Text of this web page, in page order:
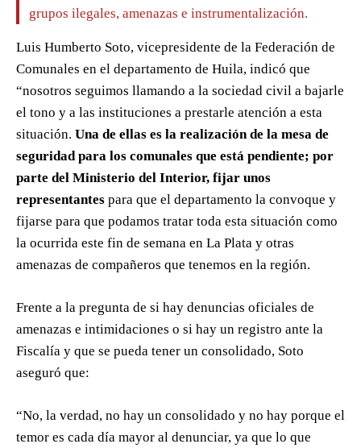
grupos ilegales, amenazas e instrumentalización.
Luis Humberto Soto, vicepresidente de la Federación de
Comunales en el departamento de Huila, indicó que
“nosotros seguimos llamando a la sociedad civil a bajarle
el tono y a las instituciones a prestarle atención a esta
situación. Una de ellas es la realización de la mesa de
seguridad para los comunales que está pendiente; por
parte del Ministerio del Interior, fijar unos
representantes para que el departamento la convoque y
fijarse para que podamos tratar toda esta situación como
la ocurrida este fin de semana en La Plata y otras
amenazas de compañeros que tenemos en la región.
Frente a la pregunta de si hay denuncias oficiales de
amenazas e intimidaciones o si hay un registro ante la
Fiscalía y que se pueda tener un consolidado, Soto
aseguró que:
“No, la verdad, no hay un consolidado y no hay porque el
temor es cada día mayor al denunciar, ya que lo que